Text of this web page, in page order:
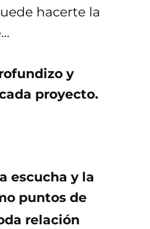
hacerte la
y
proyecto.
escucha y la
puntos de
relación